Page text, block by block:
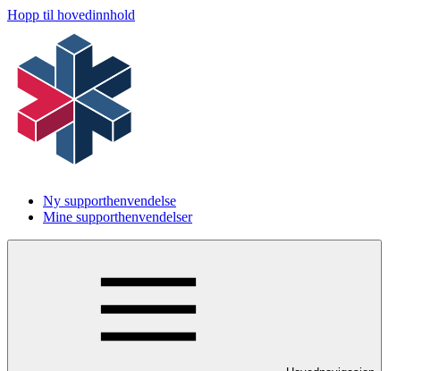
Hopp til hovedinnhold
Ny supporthenvendelse
Mine supporthenvendelser